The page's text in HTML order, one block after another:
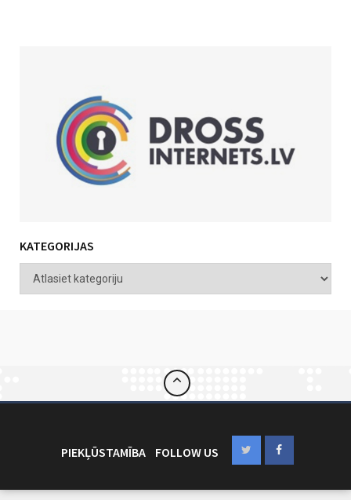
KATEGORIJAS
PIEKĻŪSTAMĪBA FOLLOW US